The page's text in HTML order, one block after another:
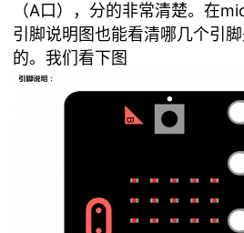
（A口），分的非常清楚。在
引脚说明图也能看清哪几个引
的。我们看下图